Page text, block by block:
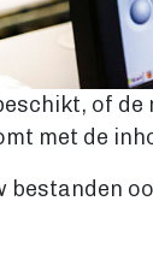
of
met de